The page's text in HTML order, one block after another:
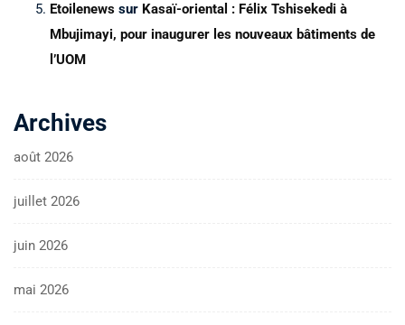
Etoilenews sur Kasaï-oriental : Félix Tshisekedi à
Mbujimayi, pour inaugurer les nouveaux bâtiments de
l’UOM
Archives
août 2026
juillet 2026
juin 2026
mai 2026